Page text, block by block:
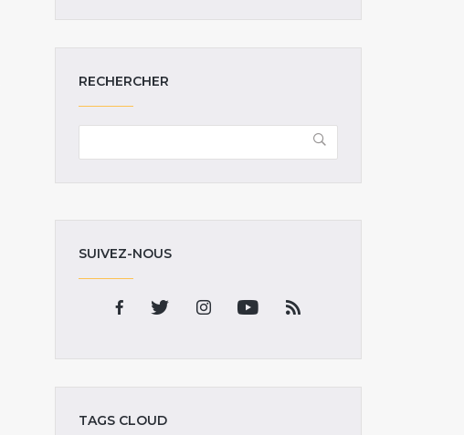
RECHERCHER
SUIVEZ-NOUS
TAGS CLOUD